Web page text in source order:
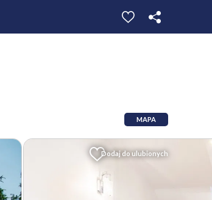
MAPA
Dodaj do ulubionych